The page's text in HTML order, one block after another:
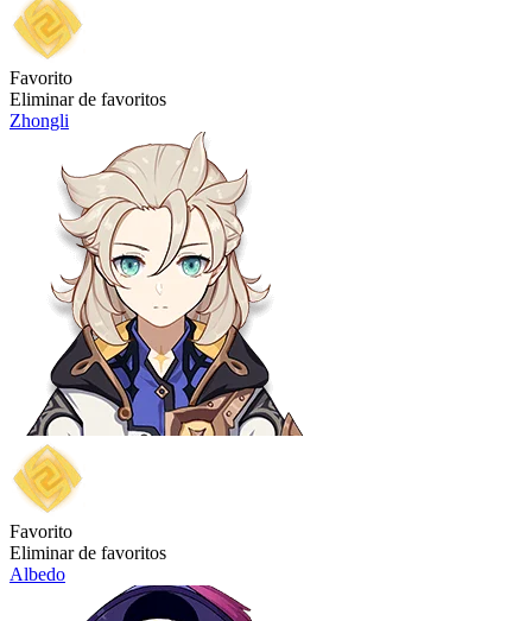
Favorito
Eliminar de favoritos
Zhongli
Favorito
Eliminar de favoritos
Albedo